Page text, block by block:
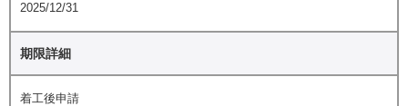
2025/12/31
期限詳細
着工後申請